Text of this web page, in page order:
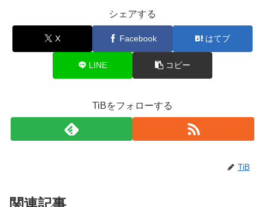
シェアする
X Facebook はてブ
LINE コピー
TiBをフォローする
TiB